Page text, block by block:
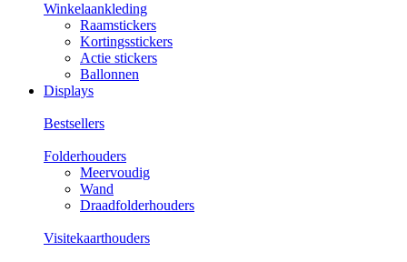
Winkelaankleding
Raamstickers
Kortingsstickers
Actie stickers
Ballonnen
Displays
Bestsellers
Folderhouders
Meervoudig
Wand
Draadfolderhouders
Visitekaarthouders